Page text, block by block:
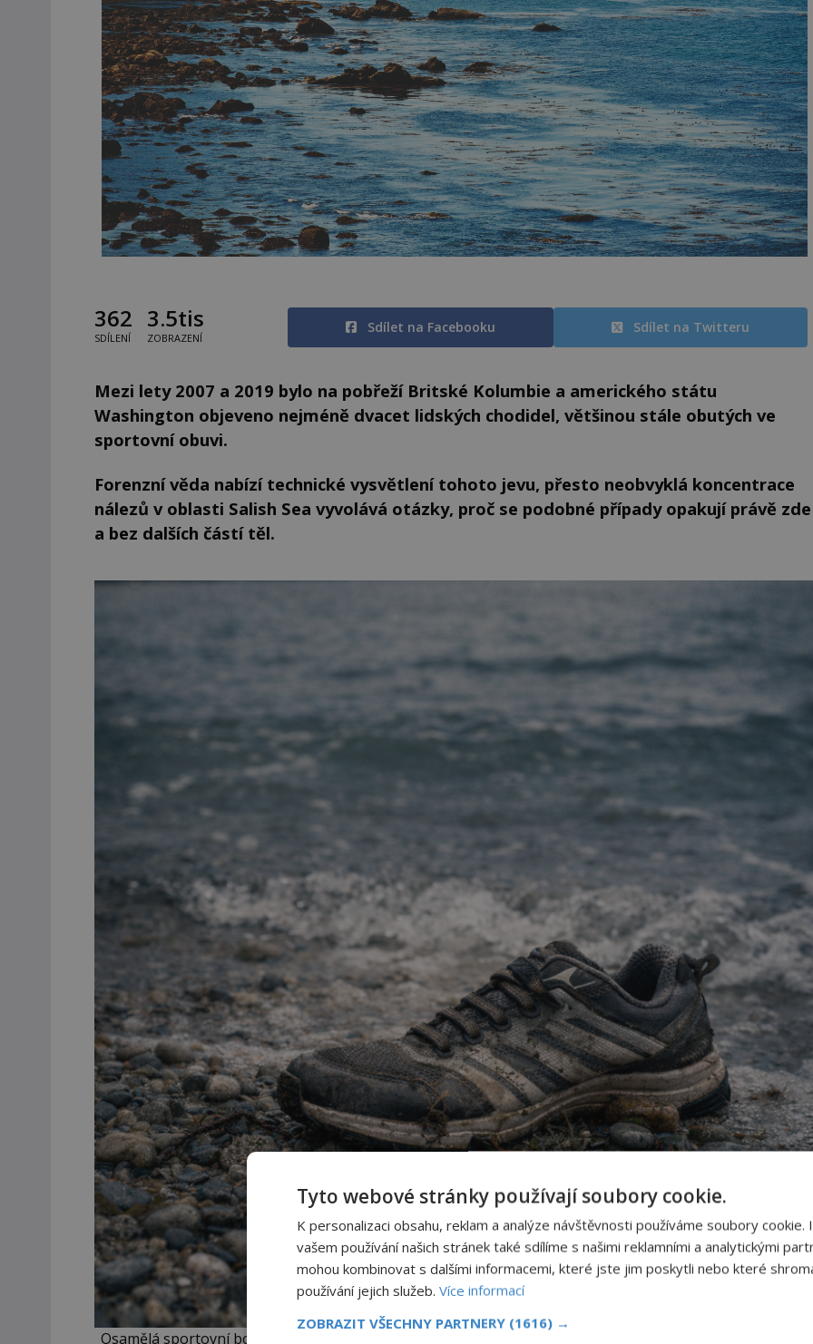
362
SDÍLENÍ
3.5tis
ZOBRAZENÍ
Sdílet na Facebooku Sdílet na Twitteru
Mezi lety 2007 a 2019 bylo na pobřeží Britské Kolumbie a amerického státu
Washington objeveno nejméně dvacet lidských chodidel, většinou stále obutých ve
sportovní obuvi.
Forenzní věda nabízí technické vysvětlení tohoto jevu, přesto neobvyklá koncentrace
nálezů v oblasti Salish Sea vyvolává otázky, proč se podobné případy opakují právě zde
a bez dalších částí těl.
Osamělá sportovní bota vyplavená na pobřeží ilustruje fenomén nálezů lidských chodidel v oblasti Salish
Tyto webové stránky používají soubory cookie.
K personalizaci obsahu, reklam a analýze návštěvnosti používáme soubory cookie.
vašem používání našich stránek také sdílíme s našimi reklamními a analytickými
mohou kombinovat s dalšími informacemi, které jste jim poskytli nebo které
používání jejich služeb. Více informací
ZOBRAZIT VŠECHNY PARTNERY (1616) →